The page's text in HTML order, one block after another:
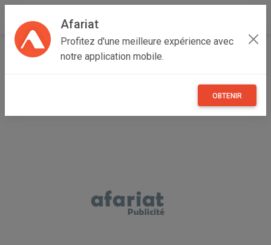
Afariat
Profitez d'une meilleure expérience avec
notre application mobile.
OBTENIR
Accueil Boutique de ENTREPRISE